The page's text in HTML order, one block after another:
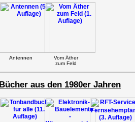
Antennen
Vom Äther
zum Feld
Bücher aus den 1980er Jahren